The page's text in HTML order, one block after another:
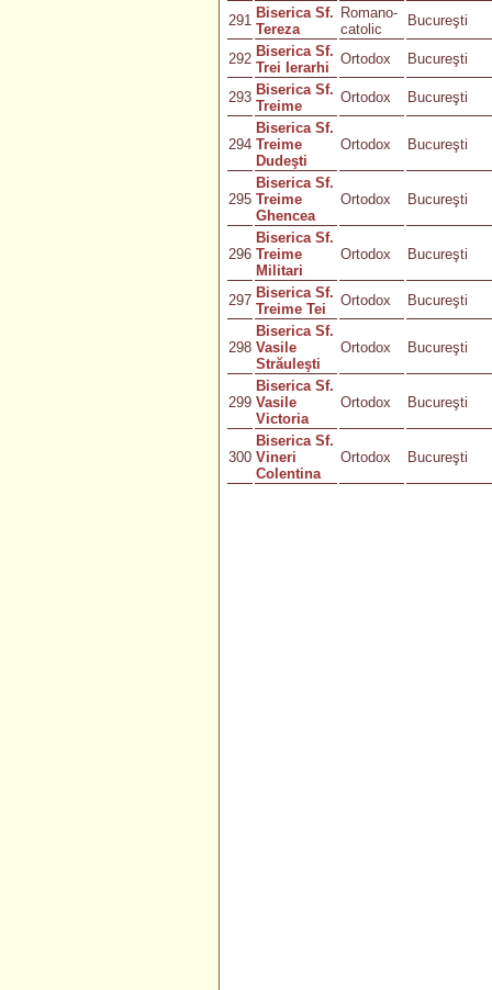
291 Biserica Sf.
Tereza
Romano-
catolic
Bucureşti
292 Biserica Sf.
Trei Ierarhi
Ortodox Bucureşti
293 Biserica Sf.
Treime
Ortodox Bucureşti
294
Biserica Sf.
Treime
Dudeşti
Ortodox Bucureşti
295
Biserica Sf.
Treime
Ghencea
Ortodox Bucureşti
296
Biserica Sf.
Treime
Militari
Ortodox Bucureşti
297 Biserica Sf.
Treime Tei
Ortodox Bucureşti
298
Biserica Sf.
Vasile
Străuleşti
Ortodox Bucureşti
299
Biserica Sf.
Vasile
Victoria
Ortodox Bucureşti
300
Biserica Sf.
Vineri
Colentina
Ortodox Bucureşti